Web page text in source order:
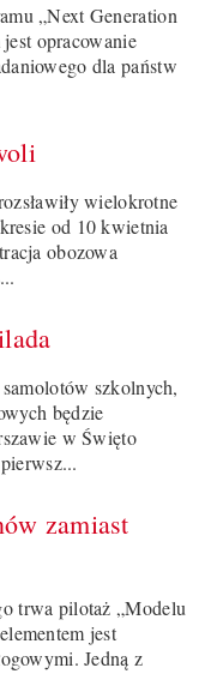
„Next Generation
opracowanie
dla państw
wielokrotne
od 10 kwietnia
obozowa
szkolnych,
będzie
w Święto
zamiast
trwa pilotaż „Modelu
jest
Jedną z